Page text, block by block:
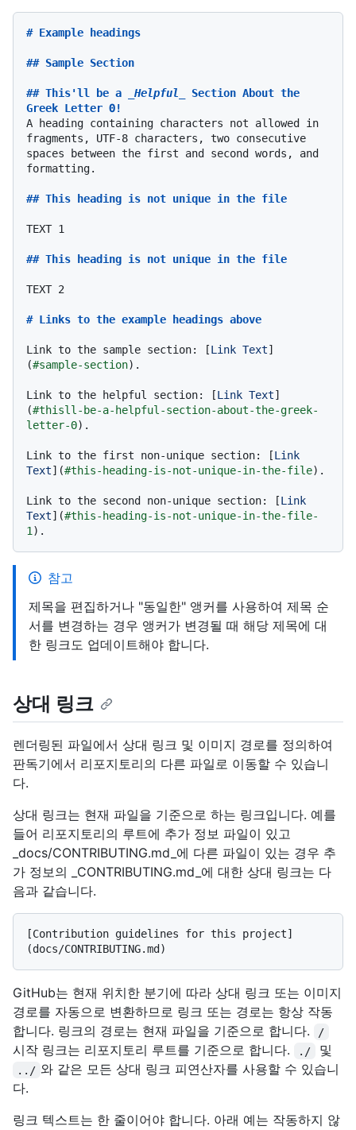
# Example headings
## Sample Section
## This'll be a _Helpful_
Section About the
Greek Letter Θ!
A heading containing characters not allowed in
fragments, UTF-8 characters, two consecutive
spaces between the first and second words, and
formatting.
## This heading is not unique in the file
TEXT 1
## This heading is not unique in the file
TEXT 2
# Links to the example headings above
Link to the sample section: [Link Text]
(#sample-section).
Link to the helpful section: [Link Text]
(#thisll-be-a-helpful-section-about-the-greek-
letter-Θ).
Link to the first non-unique section: [Link
Text](#this-heading-is-not-unique-in-the-file).
Link to the second non-unique section: [Link
Text](#this-heading-is-not-unique-in-the-file-
1
참고
제목을 편집하거나 "동일한" 앵커를 사용하여 제목 순
서를 변경하는 경우 앵커가 변경될 때 해당 제목에 대
한 링크도 업데이트해야 합니다.
상대 링크
렌더링된 파일에서 상대 링크 및 이미지 경로를 정의하여
판독기에서 리포지토리의 다른 파일로 이동할 수 있습니
다.
상대 링크는 현재 파일을 기준으로 하는 링크입니다. 예를
들어 리포지토리의 루트에 추가 정보 파일이 있고
_docs/CONTRIBUTING.md_에 다른 파일이 있는 경우 추
가 정보의 _CONTRIBUTING.md_에 대한 상대 링크는 다
음과 같습니다.
[Contribution guidelines for this project]
GitHub는 현재 위치한 분기에 따라 상대 링크 또는 이미지
경로를 자동으로 변환하므로 링크 또는 경로는 항상 작동
합니다. 링크의 경로는 현재 파일을 기준으로 합니다.
/
시작 링크는 리포지토리 루트를 기준으로 합니다. ./ 및
../ 와 같은 모든 상대 링크 피연산자를 사용할 수 있습니
다.
링크 텍스트는 한 줄이어야 합니다. 아래 예는 작동하지 않